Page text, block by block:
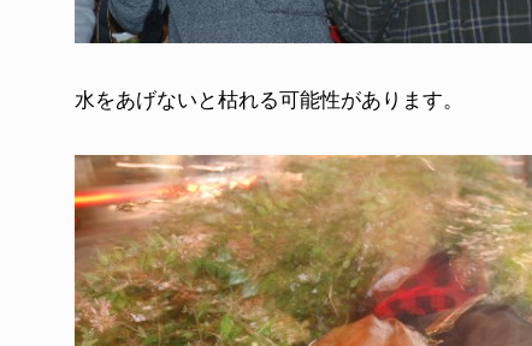
水をあげないと枯れる可能性があります。